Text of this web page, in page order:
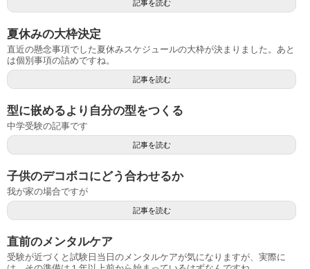
記事を読む
夏休みの大枠決定
直近の懸念事項でした夏休みスケジュールの大枠が決まりました。あと
は個別事項の詰めですね。
記事を読む
型に嵌めるより自分の型をつくる
中学受験の記事です
記事を読む
子供のデコボコにどう合わせるか
我が家の場合ですが
記事を読む
直前のメンタルケア
受験が近づくと試験日当日のメンタルケアが気になりますが、実際に